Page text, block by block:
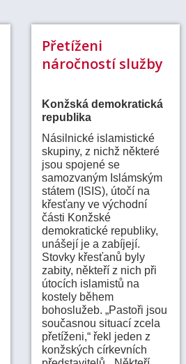
Přetíženi
náročností služby
Konžská demokratická
republika
Násilnické islamistické
skupiny, z nichž některé
jsou spojené se
samozvaným Islámským
státem (ISIS), útočí na
křesťany ve východní
části Konžské
demokratické republiky,
unášejí je a zabíjejí.
Stovky křesťanů byly
zabity, někteří z nich při
útocích islamistů na
kostely během
bohoslužeb. „Pastoři jsou
současnou situací zcela
přetíženi,“ řekl jeden z
konžských církevních